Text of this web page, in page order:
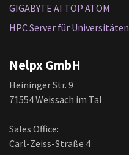
GIGABYTE AI TOP ATOM
HPC Server für Universitäten
Nelpx GmbH
Heininger Str. 9
71554 Weissach im Tal
Sales Office:
Carl-Zeiss-Straße 4